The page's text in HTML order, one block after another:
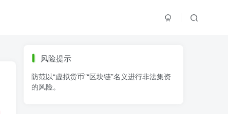
零基础学K线 链上交易
白皮书
火必公告
风险提示
防范以“虚拟货币”“区块链”名义进行非法集资
的风险。